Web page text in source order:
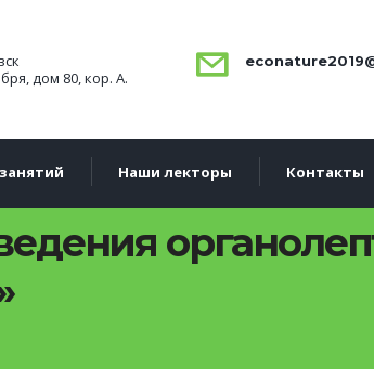
дом 80, кор. А.
Наши лекторы Контакты